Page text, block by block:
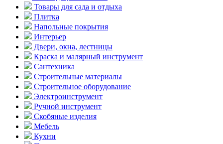
Товары для сада и отдыха
Плитка
Напольные покрытия
Интерьер
Двери, окна, лестницы
Краска и малярный инструмент
Сантехника
Строительные материалы
Строительное оборудование
Электроинструмент
Ручной инструмент
Скобяные изделия
Мебель
Кухни